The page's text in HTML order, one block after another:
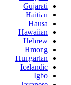
Gujarati
Haitian
Hausa
Hawaiian
Hebrew
Hmong
Hungarian
Icelandic
Igbo